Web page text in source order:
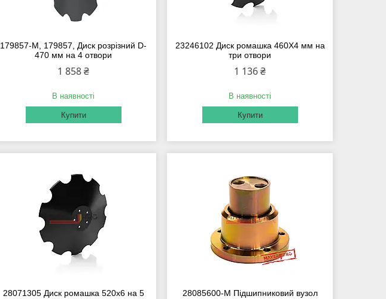
179857-M, 179857, Диск розрізний D-
470 мм на 4 отвори
1 858 ₴
В наявності
Купити
23246102 Диск ромашка 460Х4 мм на
три отвори
1 136 ₴
В наявності
Купити
28071305 Диск ромашка 520х6 на 5
28085600-M Підшипниковий вузол